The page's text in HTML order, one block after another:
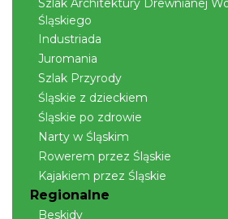
II Beskidzkie Święto Ziół
15.25 km
Szlak Architektury Drewnianej
Śląskiego
Industriada
Juromania
Szlak Przyrody
Śląskie z dzieckiem
Śląskie po zdrowie
Narty w Śląskim
Rowerem przez Śląskie
Kajakiem przez Śląskie
Regionalne
Beskidy